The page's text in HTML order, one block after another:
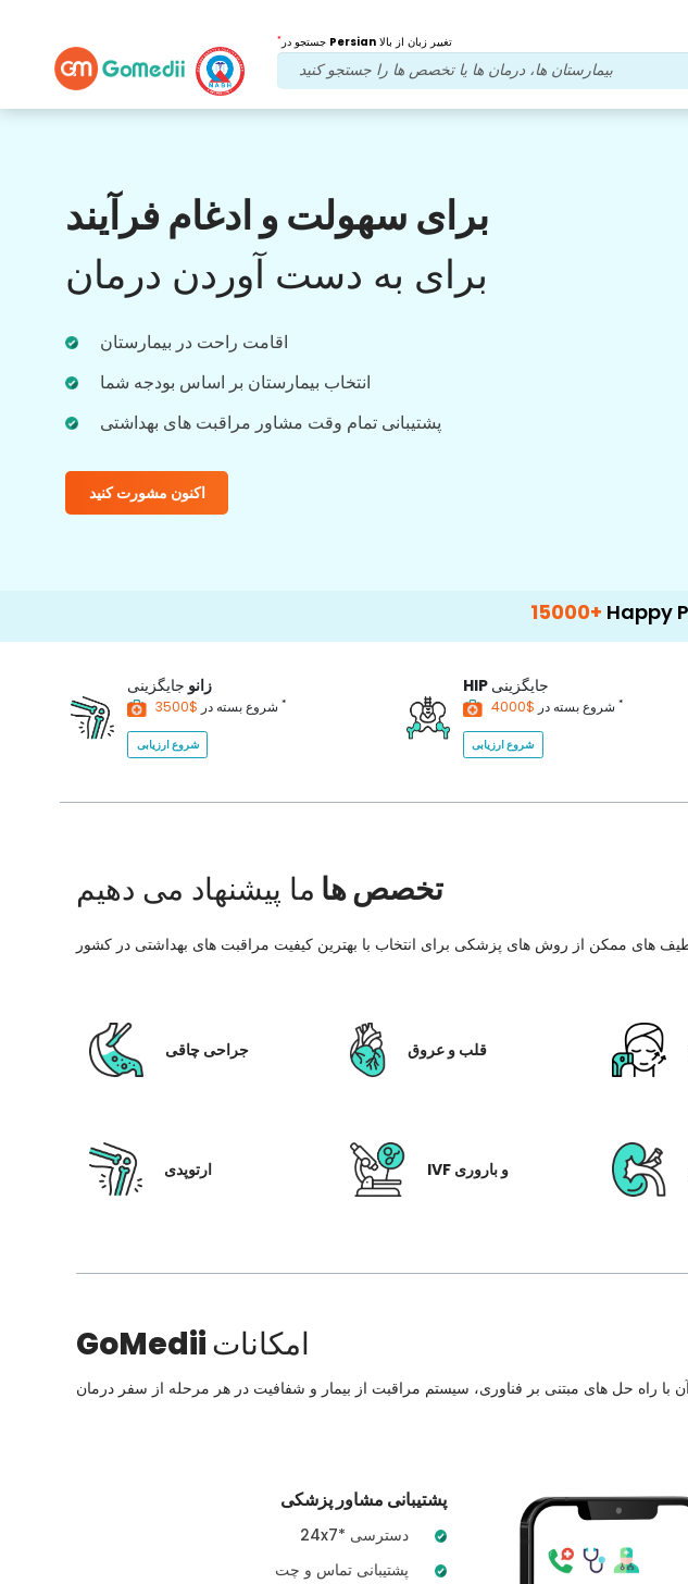
* Persian تغییر زبان از بالا
برای سهولت و ادغام فرآیند
برای به دست آوردن درمان
اقامت راحت در بیمارستان
انتخاب بیمارستان بر اساس بودجه شما
پشتیبانی تمام وقت مشاور مراقبت های بهداشتی
اکنون مشورت کنید
مزایای ما
بعد از درمان پیگیری
مراقبت
کنید. به روز رسانی منظم در مورد نیازهای درمانی
Happy Patients
زانو جایگزینی
شروع بسته در *
شروع ارزیابی
HIP جایگزینی
شروع بسته در *
شروع ارزیابی
تخصص ها ما پیشنهاد می دهیم
جراحی چاقی قلب و عروق
ارتوپدی IVF و باروری
GoMediiامکانات
پشتیبانی مشاور پزشکی